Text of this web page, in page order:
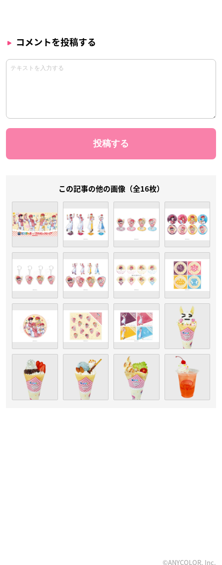
コメントを投稿する
この記事の他の画像（全16枚）
©ANYCOLOR, Inc.